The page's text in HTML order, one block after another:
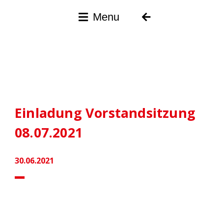
Menu
Einladung Vorstandsitzung
08.07.2021
30.06.2021